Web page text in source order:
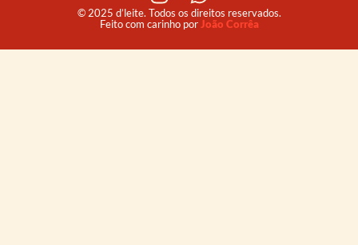
© 2025 d’leite. Todos os direitos reservados.
Feito com carinho por João Corrêa